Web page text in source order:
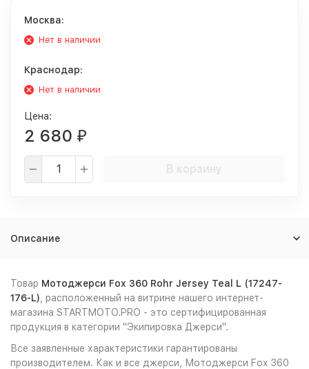
Москва:
Нет в наличии
Краснодар:
Нет в наличии
Цена:
2 680 ₽
В корзину
Описание
Товар Мотоджерси Fox 360 Rohr Jersey Teal L (17247-
176-L) , расположенный на витрине нашего интернет-
магазина STARTMOTO.PRO - это сертифицированная
продукция в категории "Экипировка Джерси".
Все заявленные характеристики гарантированы
производителем. Как и все джерси, Мотоджерси Fox 360